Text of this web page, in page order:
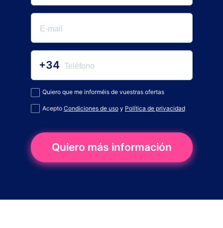
+34
Quiero que me informéis de vuestras ofertas
Acepto Condiciones de usoy Política de privacidad
Quiero más información